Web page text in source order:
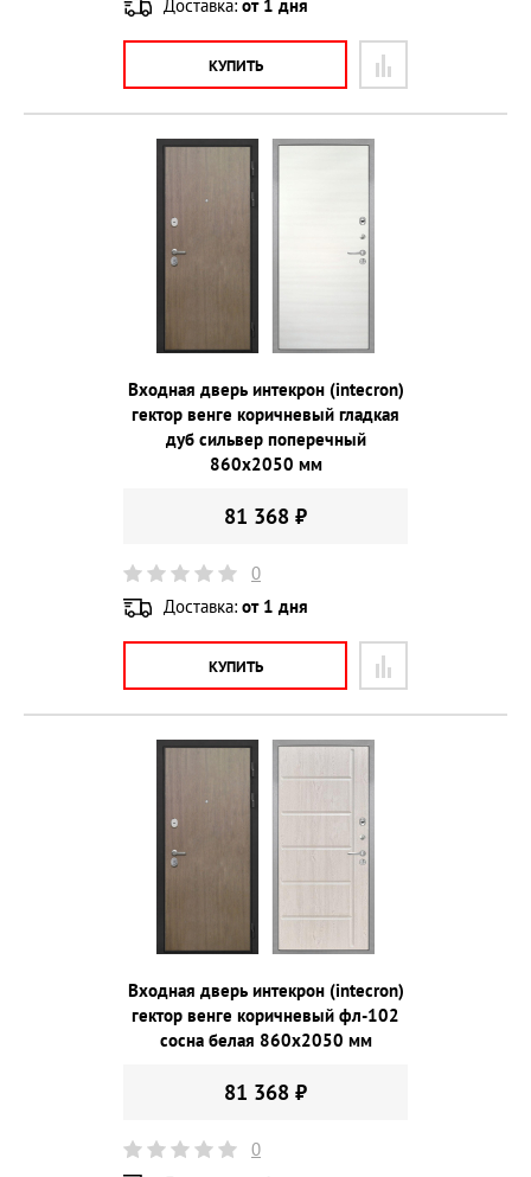
Доставка: от 1 дня
КУПИТЬ
Входная дверь интекрон (intecron)
гектор венге коричневый гладкая
дуб сильвер поперечный
860х2050 мм
81 368 ₽
0
Доставка: от 1 дня
КУПИТЬ
Входная дверь интекрон (intecron)
гектор венге коричневый фл-102
сосна белая 860х2050 мм
81 368 ₽
0